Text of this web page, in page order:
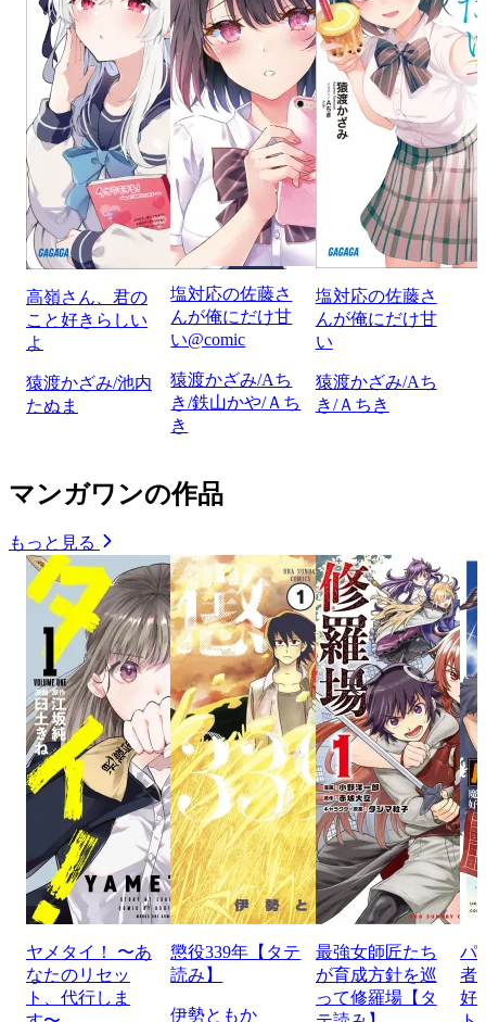
高嶺さん、君の
こと好きらしい
よ
猿渡かざみ/池内
たぬま
塩対応の佐藤さ
んが俺にだけ甘
い@comic
猿渡かざみ/Aち
き/鉄山かや/Ａち
き
塩対応の佐藤さ
んが俺にだけ甘
い
猿渡かざみ/Aち
き/Ａちき
マンガワンの作品
もっと見る
ヤメタイ！ 〜あ
なたのリセッ
ト、代行しま
懲役339年【タテ
読み】
伊勢ともか
最強女師匠たち
が育成方針を巡
って修羅場【タ
パ
者
好